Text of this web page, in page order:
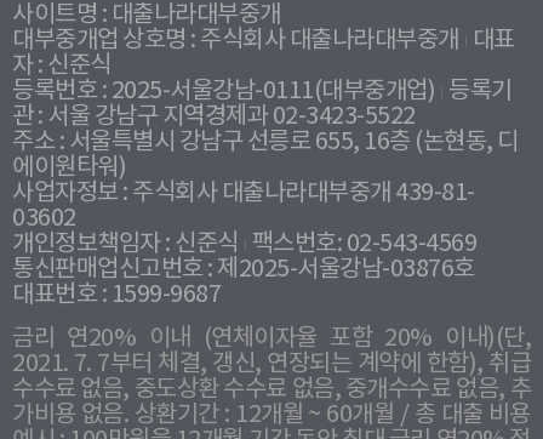
사이트명 : 대출나라대부중개
대부중개업 상호명 : 주식회사 대출나라대부중개
대표
자 : 신준식
등록번호 : 2025-서울강남-0111(대부중개업) 등록기
관 : 서울 강남구 지역경제과 02-3423-5522
주소 : 서울특별시 강남구 선릉로 655, 16층 (논현동, 디
에이원타워)
사업자정보 : 주식회사 대출나라대부중개 439-81-
03602
개인정보책임자 : 신준식
팩스번호: 02-543-4569
통신판매업신고번호 : 제2025-서울강남-03876호
대표번호 : 1599-9687
금리 연20% 이내 (연체이자율 포함 20% 이내)(단,
2021. 7. 7부터 체결, 갱신, 연장되는 계약에 한함), 취급
수수료 없음, 중도상환 수수료 없음, 중개수수료 없음, 추
가비용 없음. 상환기간 : 12개월 ~ 60개월 / 총 대출 비용